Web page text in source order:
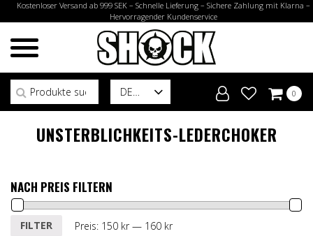
Kostenloser Versand ab 999 SEK – Schnelle Lieferung – Sichere Zahlung mit Klarna –
Hervorragender Kundenservice
DE
Suchen nach:
0
UNSTERBLICHKEITS-LEDERCHOKER
NACH PREIS FILTERN
Min.
Max.
FILTER Preis: 150 kr— 160 kr